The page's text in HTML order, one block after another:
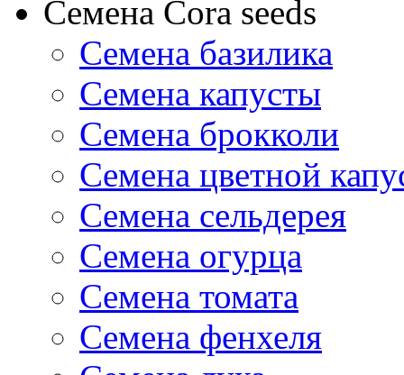
Семена Cora seeds
Семена базилика
Семена капусты
Семена брокколи
Семена цветной
Семена сельдерея
Семена огурца
Семена томата
Семена фенхеля